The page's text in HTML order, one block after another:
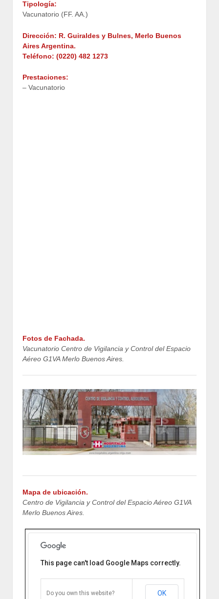
Tipología:
Vacunatorio (FF. AA.)
Dirección: R. Guiraldes y Bulnes, Merlo Buenos
Aires Argentina.
Teléfono: (0220) 482 1273
Prestaciones:
– Vacunatorio
Fotos de Fachada.
Vacunatorio Centro de Vigilancia y Control del Espacio
Aéreo G1VA Merlo Buenos Aires.
Mapa de ubicación.
Centro de Vigilancia y Control del Espacio Aéreo G1VA
Merlo Buenos Aires.
Espacio Aéreo G1VA Merlo
Bulnes & Ricardo Güiraldes B1721
This page can't load Google Maps correctly.
Do you own this website? OK